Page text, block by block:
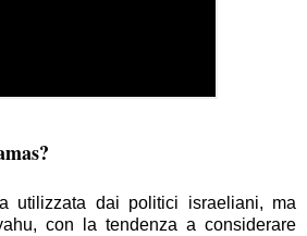
utilizzata dai politici israeliani, ma
con la tendenza a considerare